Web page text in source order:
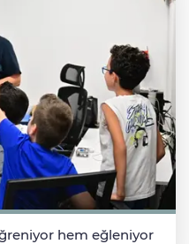
hem eğleniyor